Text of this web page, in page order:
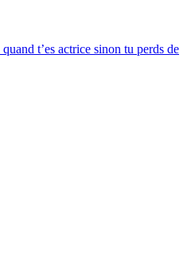
t’es actrice sinon tu perds de